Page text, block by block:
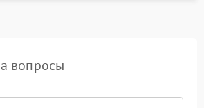
вопросы